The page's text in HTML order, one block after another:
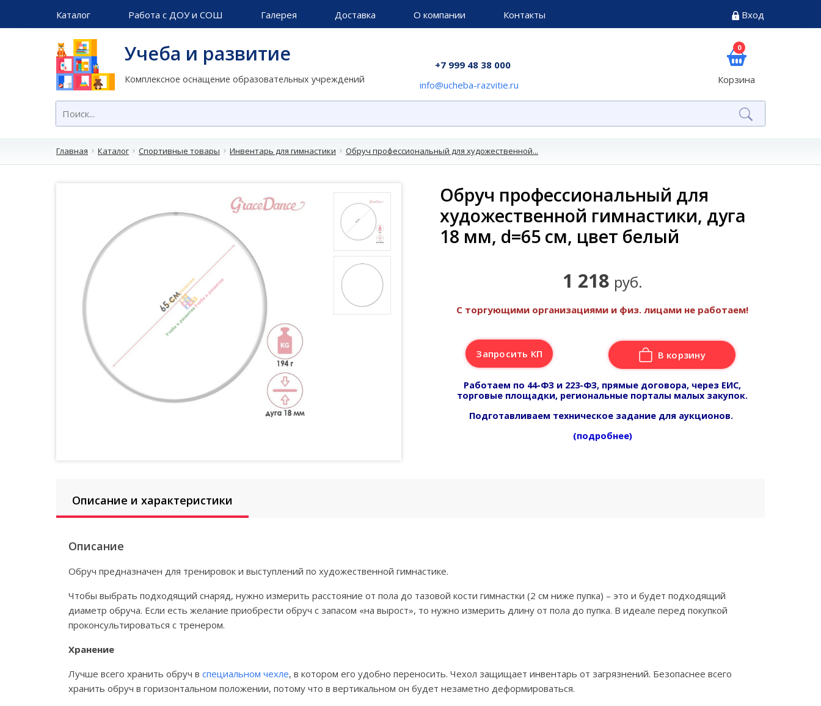
Каталог Работа с ДОУ и СОШ Галерея Доставка О компании Контакты Вход
Учеба и развитие
Комплексное оснащение образовательных учреждений
+7 999 48 38 000
info@ucheba-razvitie.ru
0
Корзина
Главная Каталог Спортивные товары Инвентарь для гимнастики Обруч профессиональный для художественной...
Обруч профессиональный для
художественной гимнастики, дуга
18 мм, d=65 см, цвет белый
1 218 руб.
С торгующими организациями и физ. лицами не работаем!
Запросить КП В корзину
Работаем по 44-ФЗ и 223-ФЗ, прямые договора, через ЕИС,
торговые площадки, региональные порталы малых закупок.
Подготавливаем техническое задание для аукционов.
(подробнее)
Описание и характеристики
Описание
Обруч предназначен для тренировок и выступлений по художественной гимнастике.
Чтобы выбрать подходящий снаряд, нужно измерить расстояние от пола до тазовой кости гимнастки (2 см ниже пупка) – это и будет подходящий
диаметр обруча. Если есть желание приобрести обруч с запасом «на вырост», то нужно измерить длину от пола до пупка. В идеале перед покупкой
проконсультироваться с тренером.
Хранение
Лучше всего хранить обруч в специальном чехле, в котором его удобно переносить. Чехол защищает инвентарь от загрязнений. Безопаснее всего
хранить обруч в горизонтальном положении, потому что в вертикальном он будет незаметно деформироваться.